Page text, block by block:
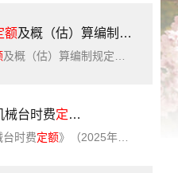
额及概（估）算编制规定》（2025年版）（水总〔2024〕323号全部附件）【全套11册】【高清PDF版下载】
及概（估）算编制规定》（2025年版）【全套11册】【高清PDF版下载】为进一步加强水利工程造价管理，完善
械台时费定额
台时费定额》（2025年版）【高清PDF版下载】简介：水利工程施工机械台时费